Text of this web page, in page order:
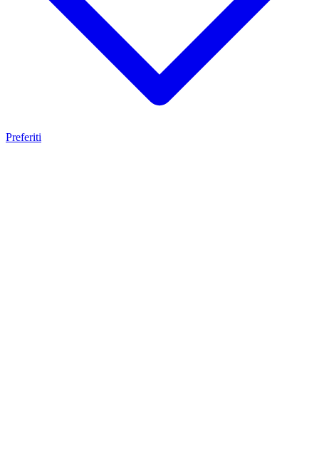
Preferiti